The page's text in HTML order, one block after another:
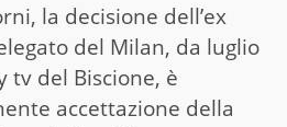
la decisione dell’ex
del Milan, da luglio
tv del Biscione, è
accettazione della